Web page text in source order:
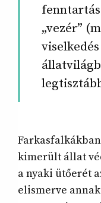
„vezér”
kimerült állat
a nyaki ütőerét
elismerve